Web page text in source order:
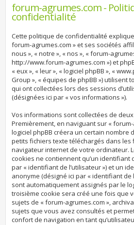
forum-agrumes.com -
confidentialité
Cette politique de confidentialité
forum-agrumes.com » et ses sociétés
nous », « notre », « nos », « forum-
http://www.forum-agrumes.com ») et
« eux », « leur », « logiciel phpBB », «
Group », « équipes de phpBB ») utilisent
qui ont collectées lors des sessions
(désignées ici par « vos informations »).
Vos informations sont collectées de
Premièrement, en naviguant sur « forum-
logiciel phpBB créera un certain nombre
petits fichiers texte téléchargés dans
navigateur internet de votre ordinateur.
cookies ne contiennent qu’un identifiant
par « identifiant de l’utilisateur ») et un
anonyme (désigné ici par « identifiant de
sont automatiquement assignés par le
troisième cookie sera créé une fois que
sujets de « forum-agrumes.com »,
sujets que vous avez consultés et
confort de navigation en tant